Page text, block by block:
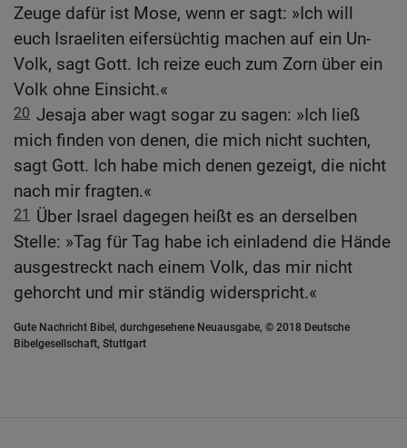
Zeuge dafür ist Mose, wenn er sagt: »Ich will
euch Israeliten eifersüchtig machen auf ein Un-
Volk, sagt Gott. Ich reize euch zum Zorn über ein
Volk ohne Einsicht.«
20 Jesaja aber wagt sogar zu sagen: »Ich ließ
mich finden von denen, die mich nicht suchten,
sagt Gott. Ich habe mich denen gezeigt, die nicht
nach mir fragten.«
21
Über Israel dagegen heißt es an derselben
Stelle: »Tag für Tag habe ich einladend die Hände
ausgestreckt nach einem Volk, das mir nicht
gehorcht und mir ständig widerspricht.«
Gute Nachricht Bibel, durchgesehene Neuausgabe, © 2018 Deutsche
Bibelgesellschaft, Stuttgart